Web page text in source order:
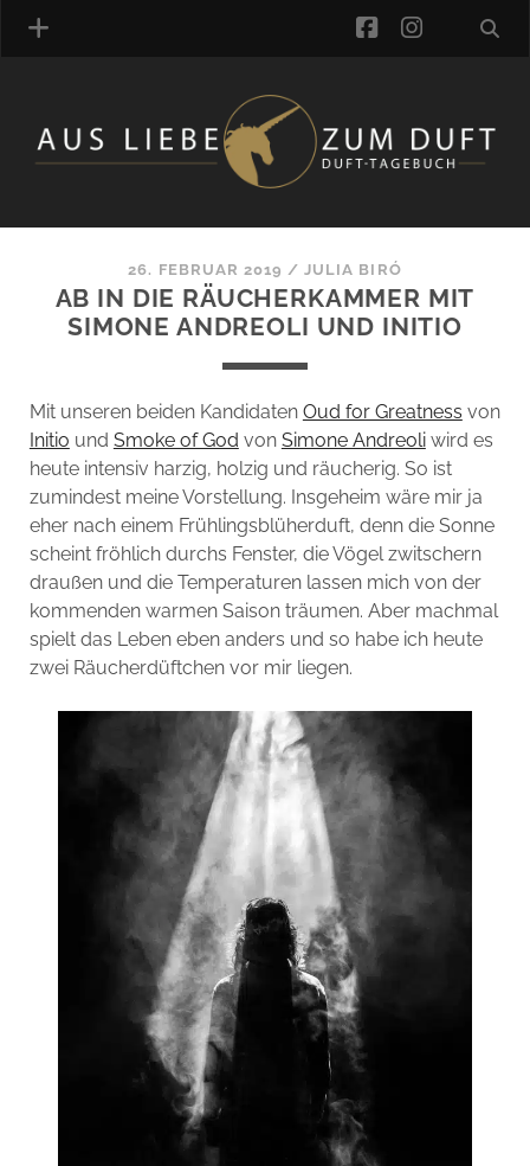
MANUFAKTUREN
DUFTNOTEN
KOMMENTARE
LINK-SAMMLUNG
ARTIKEL-ARCHIV
ONLINE-SHOP
DAS ALZD-TEAM
facebook
26. FEBRUAR 2019 /JULIA BIRÓ
AB IN DIE RÄUCHERKAMMER MIT
SIMONE ANDREOLI UND INITIO
Mit unseren beiden Kandidaten Oud for Greatness von
Initio und Smoke of God von Simone Andreoliwird es
heute intensiv harzig, holzig und räucherig. So ist
zumindest meine Vorstellung. Insgeheim wäre mir ja
eher nach einem Frühlingsblüherduft, denn die Sonne
scheint fröhlich durchs Fenster, die Vögel zwitschern
draußen und die Temperaturen lassen mich von der
kommenden warmen Saison träumen. Aber machmal
spielt das Leben eben anders und so habe ich heute
zwei Räucherdüftchen vor mir liegen.